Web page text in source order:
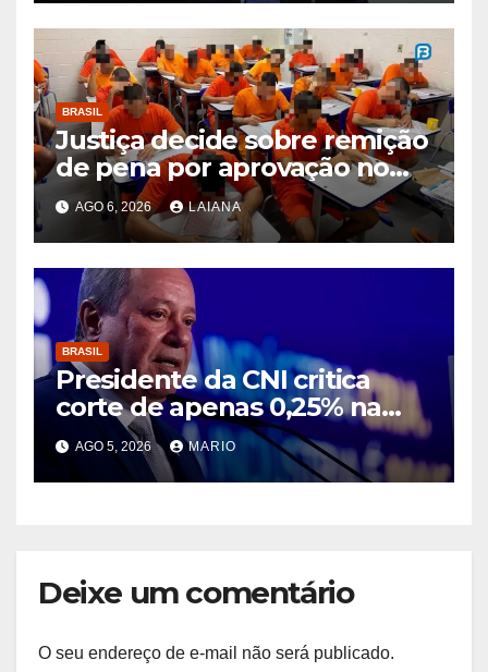
BRASIL
Justiça decide sobre remição
de pena por aprovação no
ENEM e no ENCCEJA
AGO 6, 2026 LAIANA
BRASIL
Presidente da CNI critica
corte de apenas 0,25% na
taxa de juros e diz que
decisão segue asfixiando a
população
AGO 5, 2026 MARIO
Deixe um comentário
O seu endereço de e-mail não será publicado.